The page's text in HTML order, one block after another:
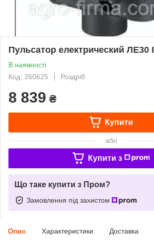
Пульсатор електрический ЛЕ30
В наявності
Код: 260625
Роздріб
8 839 ₴
Купити
або
Купити з
Що таке купити з Пром?
Замовлення під захистом
Опис Характеристики Доставка